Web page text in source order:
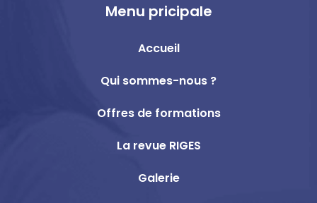
Menu pricipale
Accueil
Qui sommes-nous ?
Offres de formations
La revue RIGES
Galerie